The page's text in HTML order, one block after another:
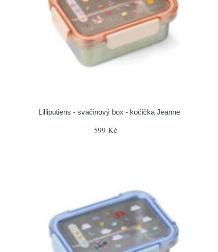
Lilliputiens - svačinový box - kočička Jeanne
599 Kč